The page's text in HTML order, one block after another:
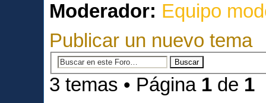
Moderador: Equipo
Publicar un nuevo tema
3 temas • Página 1 de 1